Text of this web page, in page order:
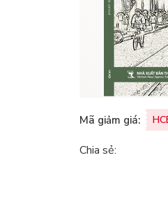
Mã giảm giá:
Chia sẻ: